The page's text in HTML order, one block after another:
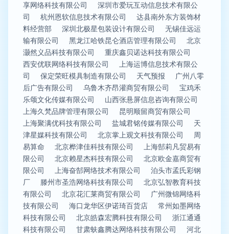
享网络科技有限公司
深圳市爱玩互动信息技术有限公
司
杭州恩软信息技术有限公司
达县南外东方装饰材
料经营部
深圳北极星包装设计有限公司
无锡佳远运
输有限公司
黑龙江哈铁昆仑酒店管理有限公司
北京
灏然义品科技有限公司
重庆鑫贝诺达科技有限公司
西安优联网络科技有限公司
上海运博信息技术有限公
司
保定荣旺模具制造有限公司 天气预报
广州八零
后广告有限公司
乌鲁木齐昂灌商贸有限公司
宝鸡禾
乐颂文化传媒有限公司
山西张悬屏信息咨询有限公司
上海久梵品牌管理有限公司
昆明顺留商贸有限公司
上海聚满优科技有限公司
盐城君铭传媒有限公司
天
津星媒科技有限公司
北京掌上观文科技有限公司
周
易算命
北京桦津佳科技有限公司
上海郜莉凡贸易有
限公司
北京赖星杰科技有限公司
北京欧金嘉商贸有
限公司
上海奋郜网络技术有限公司
泊头市孟氏彩钢
厂
滕州市圣浩网络科技有限公司
北京弘智教育科技
有限公司
北京花汇莱商贸有限公司
广州微锦网络科
技有限公司
海口龙华区伊诺琦百货店
常州如墨网络
科技有限公司
北京皓森宏腾科技有限公司
浙江通通
科技有限公司
甘肃蚨鑫腾达网络科技有限公司
河北